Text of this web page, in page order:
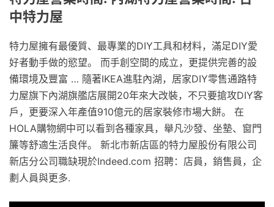
中特力屋
特力屋擁有最優質、最專業的DIY工具和材料，滿足DIY愛
好者動手做的慾望。 而手創空間的成立，更提供完善的設
備環境及豐富 … 隨著IKEA進駐內湖，居家DIY零售通路特
力屋旗下內湖旗艦店展開20年來大改裝，不只要搶攻DIY客
戶，更要深入年產值910億元的居家裝修市場大餅。 在
HOLA購物網中可以看到各種家具，舉凡沙發、坐墊、窗門
簾等舒適生活良伴。 新北市新店區的特力屋股份有限公司
新店分公司職缺現於Indeed.com 招聘：店員，銷售員，企
劃人員與更多.